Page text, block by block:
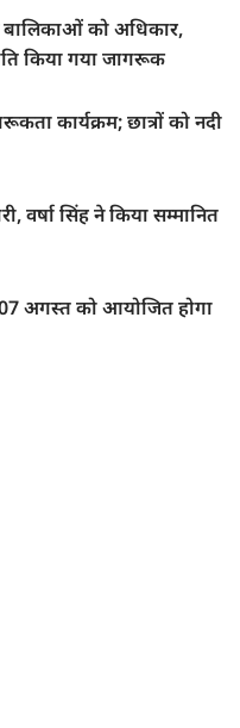
बालिकाओं को अधिकार,
किया गया जागरूक
कार्यक्रम; छात्रों को नदी
वर्षा सिंह ने किया सम्मानित
अगस्त को आयोजित होगा